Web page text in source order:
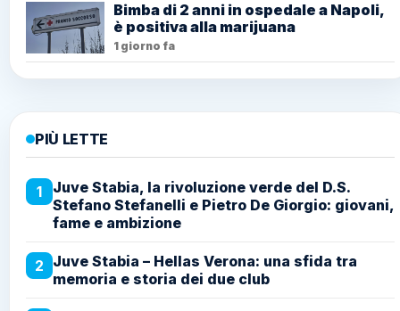
Bimba di 2 anni in ospedale a Napoli,
è positiva alla marijuana
1 giorno fa
PIÙ LETTE
1
Juve Stabia, la rivoluzione verde del D.S.
Stefano Stefanelli e Pietro De Giorgio: giovani,
fame e ambizione
2 Juve Stabia – Hellas Verona: una sfida tra
memoria e storia dei due club